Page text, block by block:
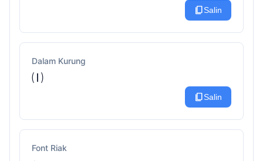
content_copySalin
Dalam Kurung
🄘
content_copySalin
Font Riak